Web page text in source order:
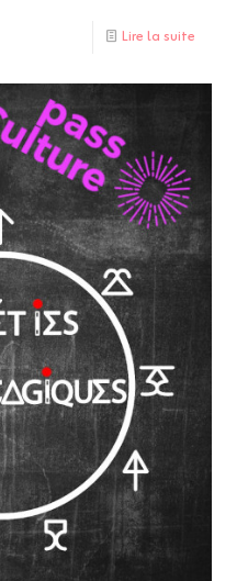
Lire la suite